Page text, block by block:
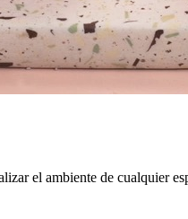
el ambiente de cualquier